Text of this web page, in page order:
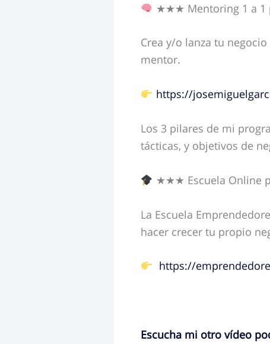
★★★ Mentoring 1 a 1
Crea y/o lanza tu
mentor.
https://
Los 3 pilares de mi
tácticas, y objetivos de
★★★ Escuela Online
La Escuela
hacer crecer tu propio
https://
Escucha mi otro vídeo